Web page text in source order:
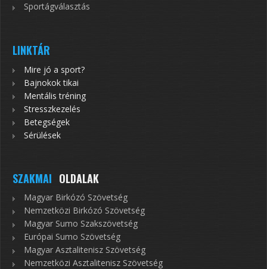
Sportágválasztás
LINKTÁR
Mire jó a sport?
Bajnokok tikai
Mentális tréning
Stresszkezelés
Betegségek
Sérülések
SZAKMAI OLDALAK
Magyar Birkózó Szövetség
Nemzetközi Birkózó Szövetség
Magyar Sumo Szakszövetség
Európai Sumo Szövetség
Magyar Asztalitenisz Szövetség
Nemzetközi Asztalitenisz Szövetség